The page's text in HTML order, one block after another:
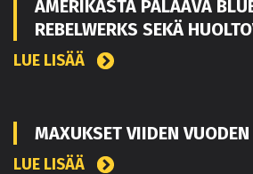
AMERIKASTA PALAAVA
REBELWERKS SEKÄ
LUE LISÄÄ
MAXUKSET VIIDEN
LUE LISÄÄ